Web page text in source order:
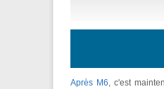
Après M6 , c'est